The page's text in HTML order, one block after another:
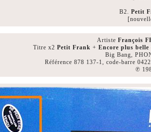
B2. Petit
Artiste François
Titre x2 Petit Frank + Encore plus belle
Big Bang,
Référence 878 137-1, code-barre
℗